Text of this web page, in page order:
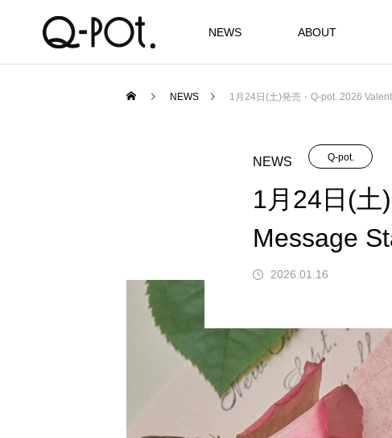
NEWS ABOUT
NEWS 1月24日(土)発売・Q-pot. 2026
NEWS Q-pot.
1月24日(土
Message
2026.01.16